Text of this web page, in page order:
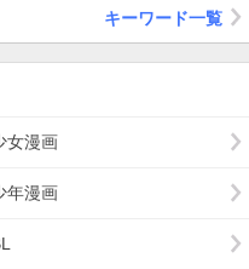
キーワード一覧
女漫画
年漫画